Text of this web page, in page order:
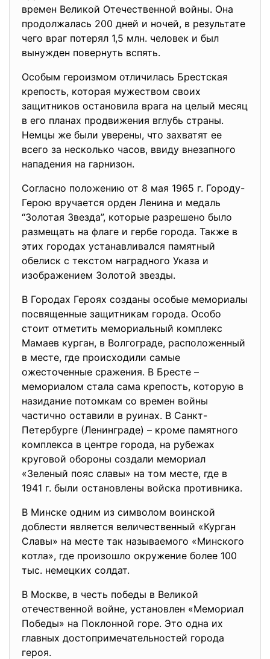
времен Великой Отечественной войны. Она
продолжалась 200 дней и ночей, в результате
чего враг потерял 1,5 млн. человек и был
вынужден повернуть вспять.
Особым героизмом отличилась Брестская
крепость, которая мужеством своих
защитников остановила врага на целый месяц
в его планах продвижения вглубь страны.
Немцы же были уверены, что захватят ее
всего за несколько часов, ввиду внезапного
нападения на гарнизон.
Согласно положению от 8 мая 1965 г. Городу-
Герою вручается орден Ленина и медаль
“Золотая Звезда”, которые разрешено было
размещать на флаге и гербе города. Также в
этих городах устанавливался памятный
обелиск с текстом наградного Указа и
изображением Золотой звезды.
В Городах Героях созданы особые мемориалы
посвященные защитникам города. Особо
стоит отметить мемориальный комплекс
Мамаев курган, в Волгограде, расположенный
в месте, где происходили самые
ожесточенные сражения. В Бресте –
мемориалом стала сама крепость, которую в
назидание потомкам со времен войны
частично оставили в руинах. В Санкт-
Петербурге (Ленинграде) – кроме памятного
комплекса в центре города, на рубежах
круговой обороны создали мемориал
«Зеленый пояс славы» на том месте, где в
1941 г. были остановлены войска противника.
В Минске одним из символом воинской
доблести является величественный «Курган
Славы» на месте так называемого «Минского
котла», где произошло окружение более 100
тыс. немецких солдат.
В Москве, в честь победы в Великой
отечественной войне, установлен «Мемориал
Победы» на Поклонной горе. Это одна их
главных достопримечательностей города
героя.